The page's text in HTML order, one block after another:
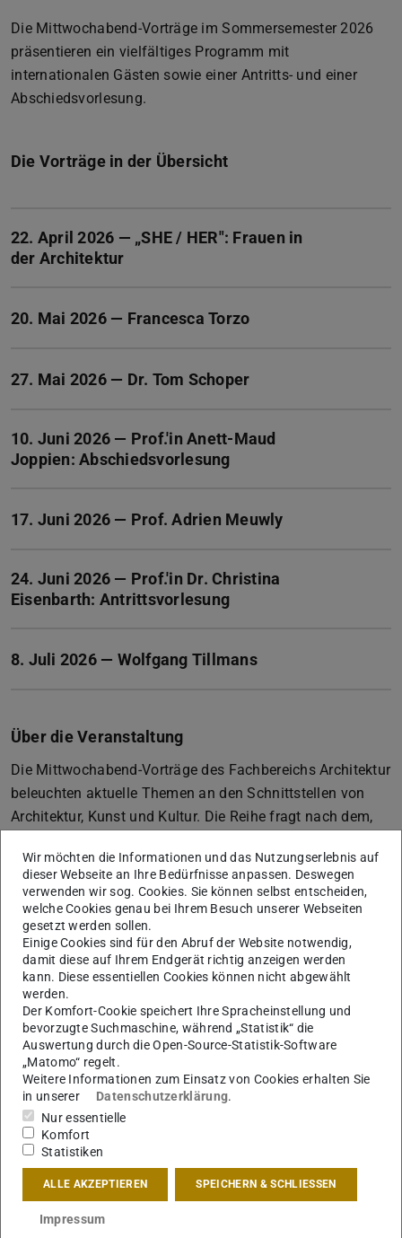
Die Mittwochabend-Vorträge im Sommersemester 2026
präsentieren ein vielfältiges Programm mit
internationalen Gästen sowie einer Antritts- und einer
Abschiedsvorlesung.
Die Vorträge in der Übersicht
22. April 2026 — „SHE / HER": Frauen in
der Architektur
20. Mai 2026 — Francesca Torzo
27. Mai 2026 — Dr. Tom Schoper
10. Juni 2026 — Prof.'in Anett-Maud
Joppien: Abschiedsvorlesung
17. Juni 2026 — Prof. Adrien Meuwly
24. Juni 2026 — Prof.'in Dr. Christina
Eisenbarth: Antrittsvorlesung
8. Juli 2026 — Wolfgang Tillmans
Über die Veranstaltung
Die Mittwochabend-Vorträge des Fachbereichs Architektur
beleuchten aktuelle Themen an den Schnittstellen von
Architektur, Kunst und Kultur. Die Reihe fragt nach dem,
gestalterisch und fachübergreifend. Renommierte
Persönlichkeiten geben Einblicke in ihre Arbeit und
eröffnen neue Perspektiven auf das Bauen und Denken in
unserer Zeit.
Konzipiert und organisiert wird die Reihe von Prof.
Wolfgang Lorch (Entwerfen und Baugestaltung) und
seinem Team. Die Vorträge richten sich an die breite
Öffentlichkeit und sind die meistbesuchte
studienunabhängige Veranstaltungsreihe der Technischen
Universität Darmstadt.
Mehr erfahren
Veranstaltungsort
Max-Guther-Hörsaal
Gebäude L3|01 Ostteil
Campus Lichtwiese
El-Lissitzky-Straße 1
Wir möchten die Informationen und das Nutzungserlebnis auf
dieser Webseite an Ihre Bedürfnisse anpassen. Deswegen
verwenden wir sog. Cookies. Sie können selbst entscheiden,
welche Cookies genau bei Ihrem Besuch unserer Webseiten
gesetzt werden sollen.
Einige Cookies sind für den Abruf der Website notwendig,
damit diese auf Ihrem Endgerät richtig anzeigen werden
kann. Diese essentiellen Cookies können nicht abgewählt
werden.
Der Komfort-Cookie speichert Ihre Spracheinstellung und
bevorzugte Suchmaschine, während „Statistik“ die
Auswertung durch die Open-Source-Statistik-Software
„Matomo“ regelt.
Weitere Informationen zum Einsatz von Cookies erhalten Sie
in unserer
Datenschutzerklärung.
Nur essentielle
Komfort
Statistiken
ALLE AKZEPTIEREN SPEICHERN & SCHLIESSEN
Impressum